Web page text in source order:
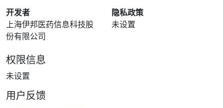
开发者
上海伊邦医药信息科技股
份有限公司
隐私政策
未设置
权限信息
未设置
用户反馈